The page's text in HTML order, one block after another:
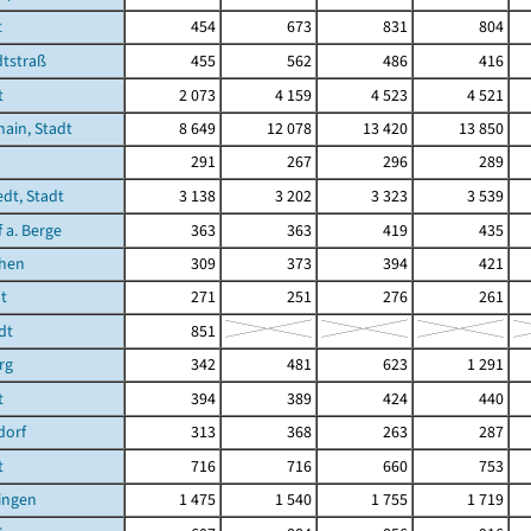
454 673 831
804
455 562 486
416
2 073 4 159 4 523
4 521
Stadt
8 649 12 078 13 420
13 850
291
267 296
289
Stadt
3 138 3 202 3 323
3 539
Berge
363 363 419
435
309 373 394
421
271 251 276
261
851
342 481 623
1 291
394 389 424
440
313 368 263
287
716 716 660
753
1 475 1 540 1 755
1 719